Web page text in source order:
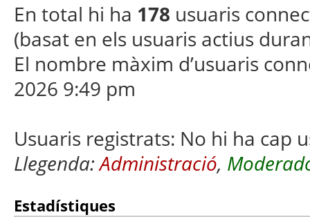
En total hi ha 178 usuaris
(basat en els usuaris actius
El nombre màxim d’usuaris
2026 9:49 pm
Usuaris registrats: No hi ha cap
Llegenda:Administració,
Estadístiques